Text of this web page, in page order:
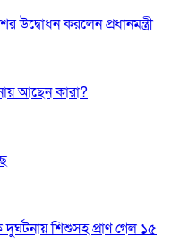
উদ্বোধন করলেন প্রধানমন্ত্রী
আছেন কারা?
শিশুসহ প্রাণ গেল ১৫